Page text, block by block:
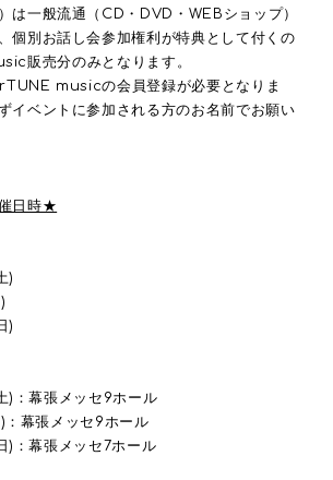
は一般流通（CD・DVD・WEBショップ）
個別お話し会参加権利が特典として付くの
販売分のみとなります。
musicの会員登録が必要となりま
イベントに参加される方のお名前でお願い
日時★
)
)
)：幕張メッセ9ホール
幕張メッセ9ホール
：幕張メッセ7ホール